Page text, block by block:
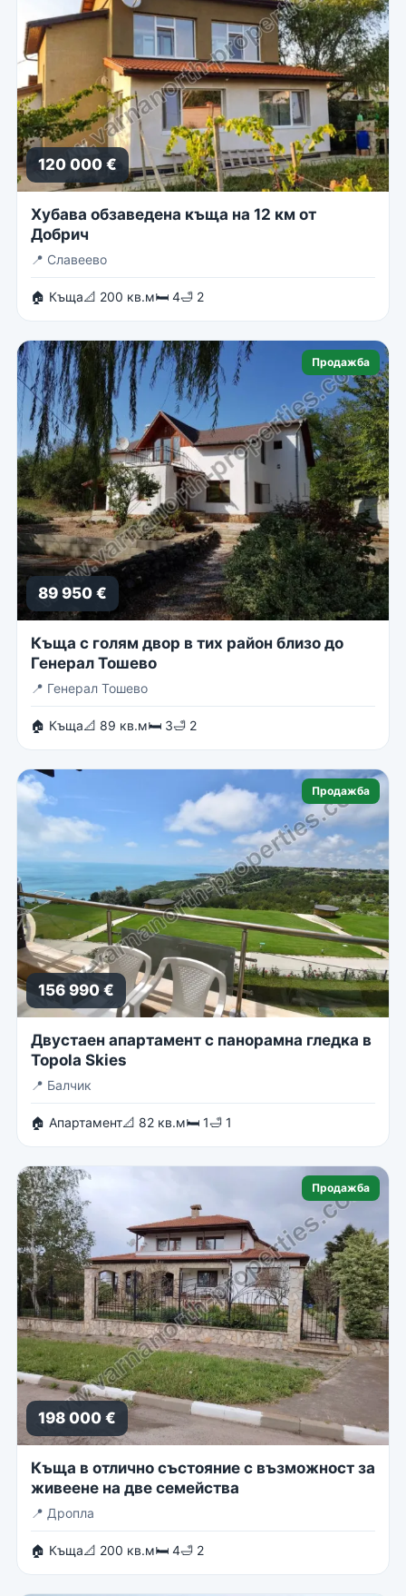
120 000 €
Хубава обзаведена къща на 12 км от
Добрич
📍 Славеево
🏠 Къща📐 200 кв.м🛏 4🛁 2
Продажба
89 950 €
Къща с голям двор в тих район близо до
Генерал Тошево
📍 Генерал Тошево
🏠 Къща📐 89 кв.м🛏 3🛁 2
Продажба
156 990 €
Двустаен апартамент с панорамна гледка в
Topola Skies
📍 Балчик
🏠 Апартамент📐 82 кв.м🛏 1🛁 1
Продажба
198 000 €
Къща в отлично състояние с възможност за
живеене на две семейства
📍 Дропла
🏠 Къща📐 200 кв.м🛏 4🛁 2